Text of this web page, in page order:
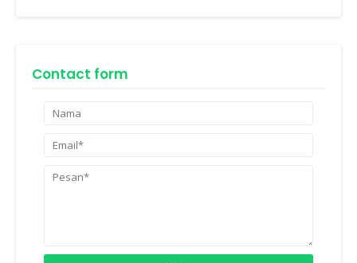
Contact form